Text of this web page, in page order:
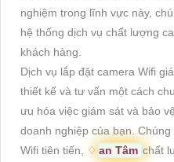
nghiệm trong lĩnh vực này,
hệ thống dịch vụ chất lượng
khách hàng.
Dịch vụ lắp đặt camera Wifi
thiết kế và tư vấn một cách
ưu hóa việc giám sát và bảo
doanh nghiệp của bạn.
Wifi tiên tiến, ♢ an Tâm chất